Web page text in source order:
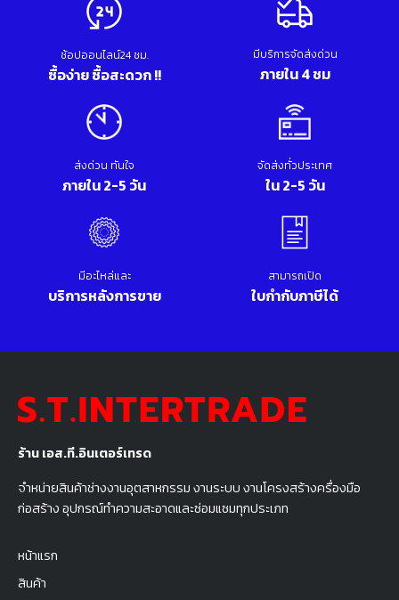
ร้าน เอส.ที.อินเตอร์เทรด
จำหน่ายสินค้าช่างงานอุตสาหกรรม งานระบบ งานโครงสร้างครื่องมือ
ก่อสร้าง อุปกรณ์ทำความสะอาดและซ่อมแซมทุกประเภท
หน้าแรก
สินค้า
ช้อปออนไลน์24 ชม.
ซื้อง่าย ซื้อสะดวก !!
มีบริการจัดส่งด่วน
ภายใน 4 ชม
ส่งด่วน ทันใจ
ภายใน 2-5 วัน
จัดส่งทั่วประเทศ
ใน 2-5 วัน
มีอะไหล่และ
บริการหลังการขาย
สามารถเปิด
ใบกำกับภาษีได้